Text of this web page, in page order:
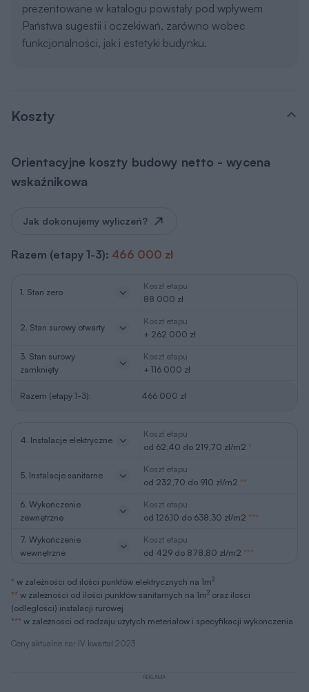
prezentowane w katalogu powstały pod wpływem
Państwa sugestii i oczekiwań, zarówno wobec
funkcjonalności, jak i estetyki budynku.
Koszty
Orientacyjne koszty budowy netto - wycena
wskaźnikowa
Ceny aktualne na: IV kwartał 2023
Jak dokonujemy wyliczeń?
Razem (etapy 1-3): 466 000 zł
1. Stan zero
Koszt etapu
88 000 zł
2. Stan surowy otwarty
Koszt etapu
+ 262 000 zł
3. Stan surowy
zamknięty
Koszt etapu
+ 116 000 zł
Razem (etapy 1-3): 466 000 zł
4. Instalacje elektryczne
Koszt etapu
od 62,40 do 219,70 zł/m2 *
5. Instalacje sanitarne
Koszt etapu
od 232,70 do 910 zł/m2 **
6. Wykończenie
zewnętrzne
Koszt etapu
od 126,10 do 638,30 zł/m2 ***
7. Wykończenie
wewnętrzne
Koszt etapu
od 429 do 878,80 zł/m2 ***
* w zależności od ilości punktów elektrycznych na 1m2
** w zależności od ilości punktów sanitarnych na 1m2 oraz ilości
(odległości) instalacji rurowej
*** w zależności od rodzaju użytych meteriałów i specyfikacji wykończenia
REKLAMA